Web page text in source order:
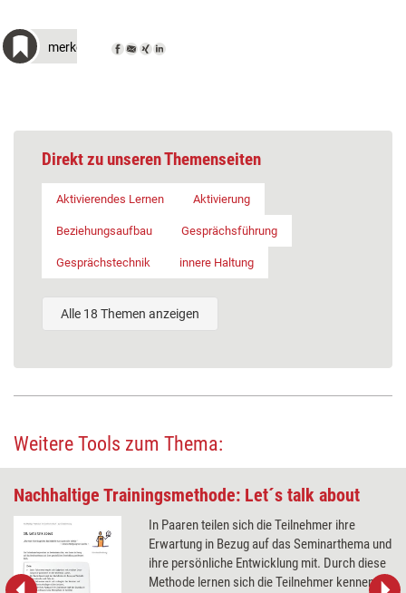
merken
Direkt zu unseren Themenseiten
Aktivierendes Lernen Aktivierung
Beziehungsaufbau Gesprächsführung
Gesprächstechnik innere Haltung
Alle 18 Themen anzeigen
Weitere Tools zum Thema:
Nachhaltige Trainingsmethode: Let´s talk about
In Paaren teilen sich die Teilnehmer ihre
Erwartung in Bezug auf das Seminarthema und
ihre persönliche Entwicklung mit. Durch diese
Methode lernen sich die Teilnehmer kennen,